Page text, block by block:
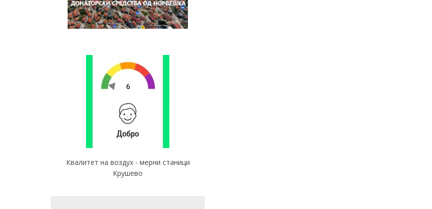
Квалитет на воздух - мерни станици
Крушево